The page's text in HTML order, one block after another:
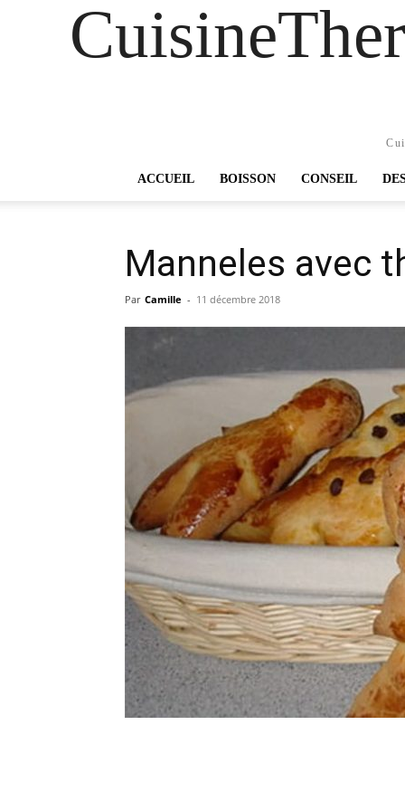
ACCUEIL BOISSON CONSEIL
Manneles avec
Par Camille - 11 décembre 2018